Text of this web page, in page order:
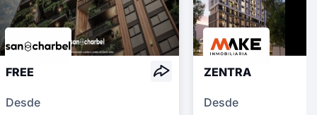
FREE
Desde
ZENTRA
Desde